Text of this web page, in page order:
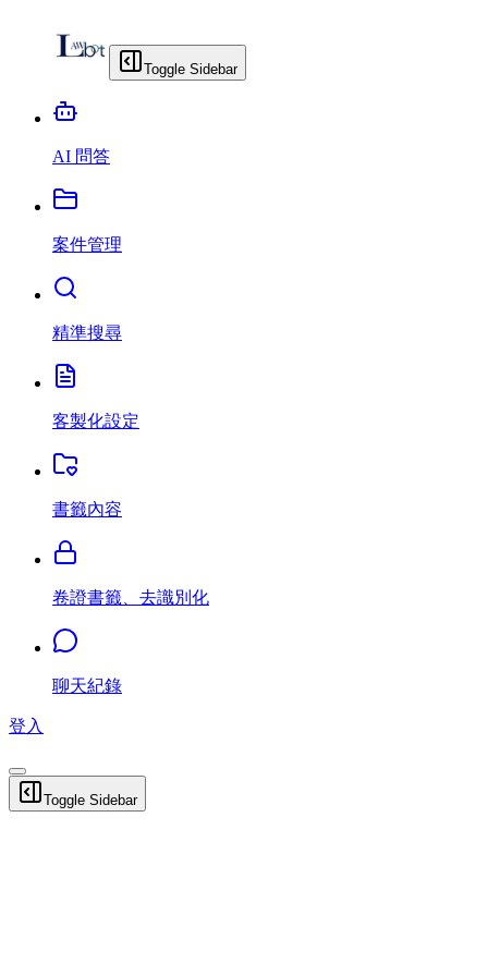
Toggle Sidebar
AI 問答
案件管理
精準搜尋
客製化設定
書籤內容
卷證書籤、去識別化
聊天紀錄
登入
Toggle Sidebar